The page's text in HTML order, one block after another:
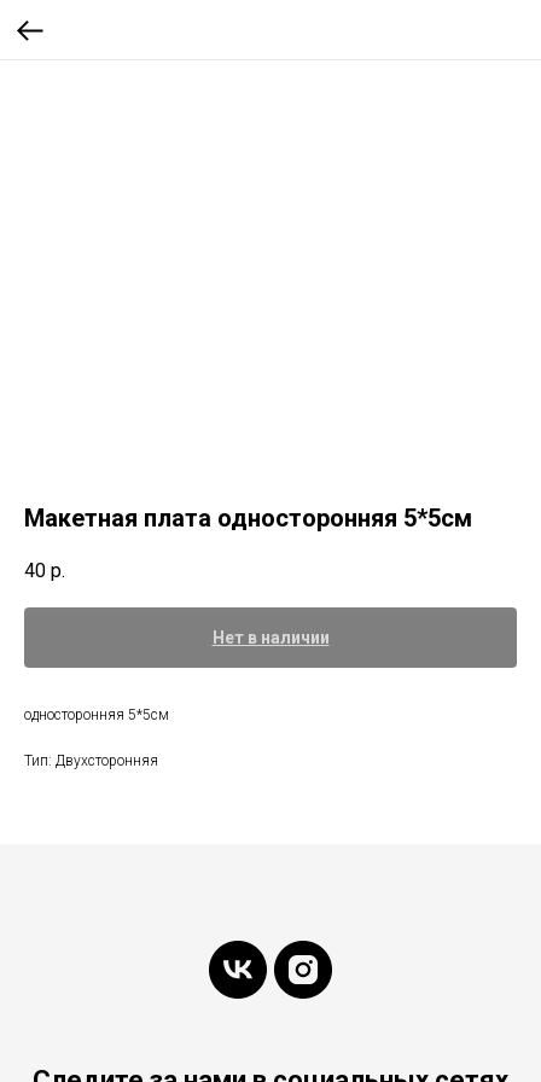
Макетная плата односторонняя 5*5см
40 р.
Нет в наличии
односторонняя 5*5см
Тип: Двухсторонняя